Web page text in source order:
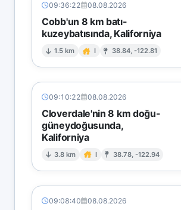
09:36:22 08.08.2026
Cobb'un 8 km batı-
kuzeybatısında, Kaliforniya
1.5 km I 38.84, -122.81
09:10:22 08.08.2026
Cloverdale'nin 8 km doğu-
güneydoğusunda,
Kaliforniya
3.8 km I 38.78, -122.94
09:08:40 08.08.2026